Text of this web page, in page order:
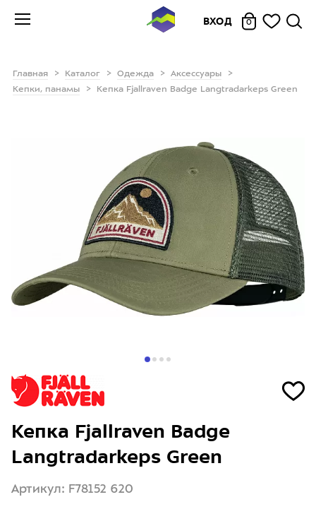
ВХОД 0
Главная Каталог Одежда
Аксессуары
Кепки, панамы
Кепка Fjallraven Badge Langtradarkeps Green
Кепка Fjallraven Badge
Langtradarkeps Green
Артикул: F78152 620